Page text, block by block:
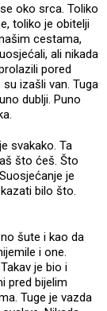
oko srca. Toliko
toliko je obitelji
cestama,
ali nikada
pored
izašli van. Tuga
dublji. Puno
svakako. Ta
što ćeš. Što
je
bilo što.
šute i kao da
i one.
je bio i
pred bijelim
Tuge je vazda